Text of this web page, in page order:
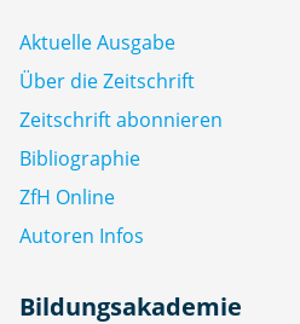
Aktuelle Ausgabe
Über die Zeitschrift
Zeitschrift abonnieren
Bibliographie
ZfH Online
Autoren Infos
Bildungsakademie